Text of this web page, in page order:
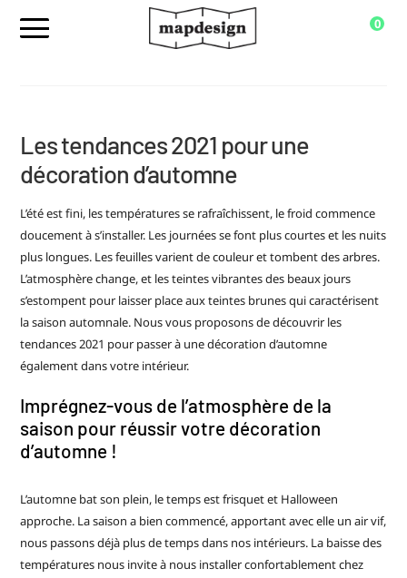
0
Les tendances 2021 pour une
décoration d’automne
L’été est fini, les températures se rafraîchissent, le froid commence
doucement à s’installer. Les journées se font plus courtes et les nuits
plus longues. Les feuilles varient de couleur et tombent des arbres.
L’atmosphère change, et les teintes vibrantes des beaux jours
s’estompent pour laisser place aux teintes brunes qui caractérisent
la saison automnale. Nous vous proposons de découvrir les
tendances 2021 pour passer à une décoration d’automne
également dans votre intérieur.
Imprégnez-vous de l’atmosphère de la
saison pour réussir votre décoration
d’automne !
L’automne bat son plein, le temps est frisquet et Halloween
approche. La saison a bien commencé, apportant avec elle un air vif,
nous passons déjà plus de temps dans nos intérieurs. La baisse des
températures nous invite à nous installer confortablement chez